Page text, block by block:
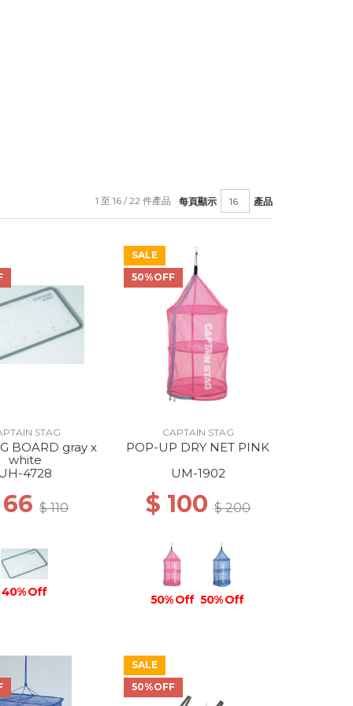
每頁顯示 產品
1 至 16 / 22 件產品
STAG
BOARD gray x
white
4728
$ 110
40% Off
SALE
50%OFF
CAPTAIN STAG
POP-UP DRY NET PINK
UM-1902
$ 100 $ 200
50% Off 50% Off
SALE
50%OFF